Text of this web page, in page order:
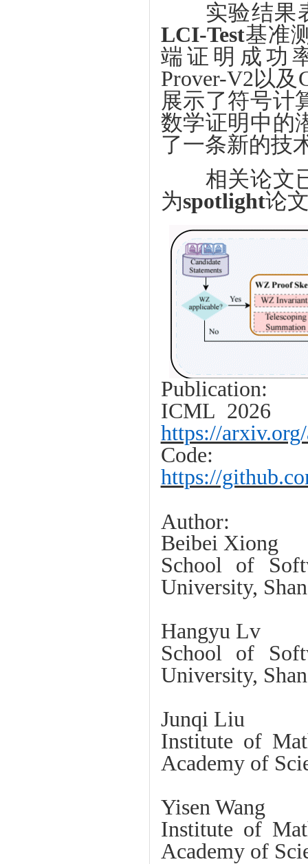
实验结果表
LCI-Test基准
端证明成功
Prover-V2以
展示了符号计
数学证明中的
了一条新的技
相关论文已
为spotlight论
Publication:
ICML 2026
https://
Code:
https://
Author:
Beibei Xiong
School of
University,
Hangyu Lv
School of
University,
Junqi Liu
Institute of
Academy of
Yisen Wang
Institute of
Academy of